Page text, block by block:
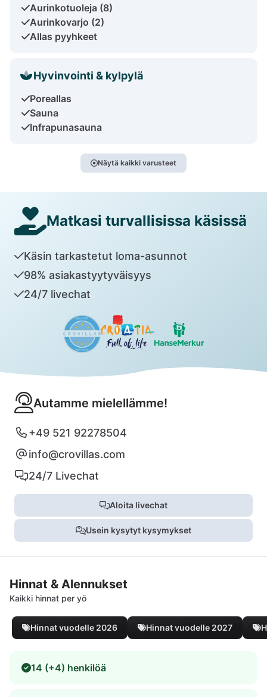
Aurinkotuoleja (8)
Aurinkovarjo (2)
Allas pyyhkeet
Hyvinvointi & kylpylä
Poreallas
Sauna
Infrapunasauna
Näytä kaikki varusteet
Matkasi turvallisissa käsissä
Käsin tarkastetut loma-asunnot
98% asiakastyytyväisyys
24/7 livechat
Autamme mielellämme!
+49 521 92278504
info@crovillas.com
24/7 Livechat
Aloita livechat
Usein kysytyt kysymykset
Hinnat & Alennukset
Kaikki hinnat per yö
Hinnat vuodelle 2026 Hinnat vuodelle 2027
14 (+4) henkilöä